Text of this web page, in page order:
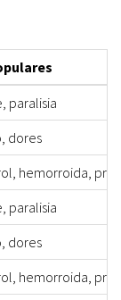
paralisia
dores
hemorroida,
paralisia
dores
hemorroida,